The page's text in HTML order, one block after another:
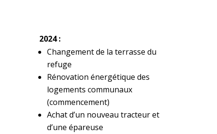
2024 :
Changement de la terrasse du
refuge
Rénovation énergétique des
logements communaux
(commencement)
Achat d’un nouveau tracteur et
d’une épareuse